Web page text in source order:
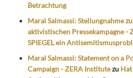
Betrachtung
Maral Salmassi: Stellungnahme
aktivistischen Pressekampagne -
SPIEGEL ein
Maral Salmassi: Statement on a
Campaign - ZERA Institutezu Hat